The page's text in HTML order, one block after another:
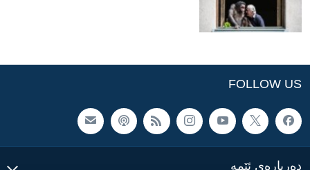
FOLLOW US
ده‌رباره‌ی ئێمه‌